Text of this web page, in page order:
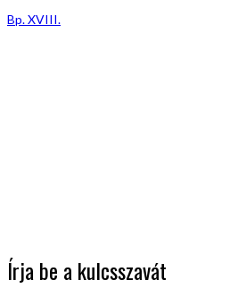
Bp. XVIII.
Írja be a kulcsszavát